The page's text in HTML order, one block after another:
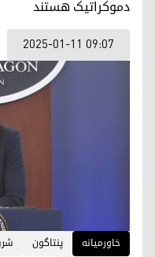
دموکراتیک هستند
2025-01-11 09:07
خاورمیانه پنتاگون